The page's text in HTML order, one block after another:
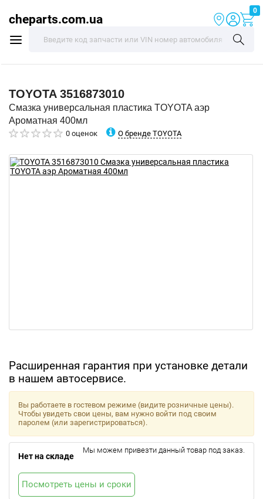
cheparts.com.ua
0
TOYOTA 3516873010
Смазка универсальная пластика TOYOTA аэр
Ароматная 400мл
0 оценок О бренде TOYOTA
Расширенная гарантия при установке детали
в нашем автосервисе.
Вы работаете в гостевом режиме (видите розничные цены).
Чтобы увидеть свои цены, вам нужно войти под своим
паролем (или зарегистрироваться).
Нет на складе
Мы можем привезти данный товар под заказ.
Посмотреть цены и сроки